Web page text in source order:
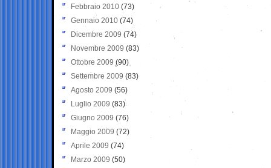
Febbraio 2010 (73)
Gennaio 2010 (74)
Dicembre 2009 (74)
Novembre 2009 (83)
Ottobre 2009 (90)
Settembre 2009 (83)
Agosto 2009 (56)
Luglio 2009 (83)
Giugno 2009 (76)
Maggio 2009 (72)
Aprile 2009 (74)
Marzo 2009 (50)